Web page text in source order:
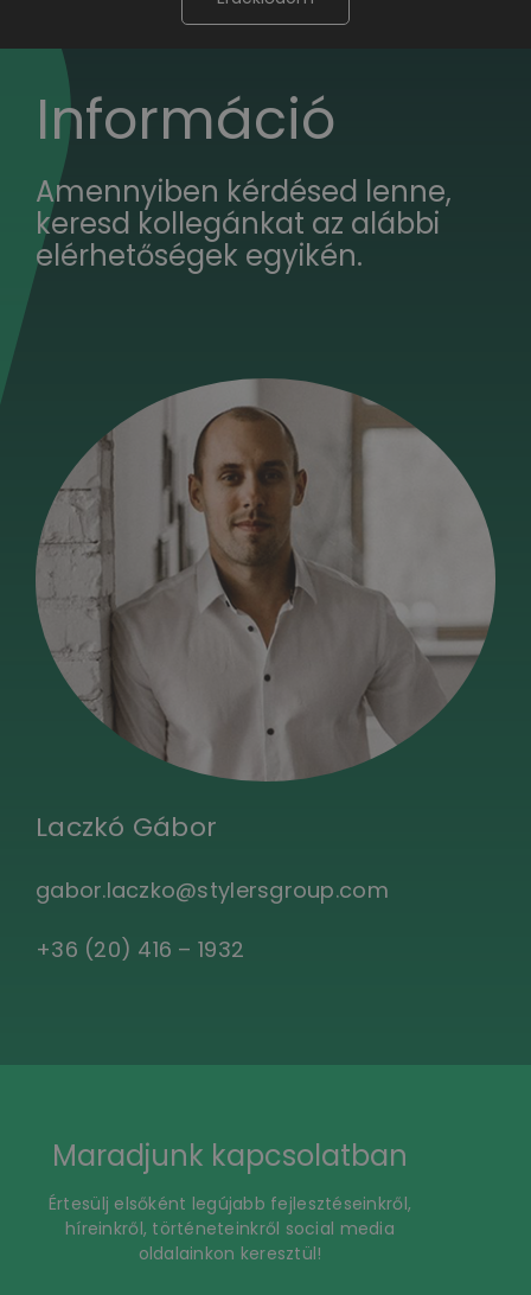
Információ
Amennyiben kérdésed lenne,
keresd kollegánkat az alábbi
elérhetőségek egyikén.
Laczkó Gábor
gabor.laczko@stylersgroup.com
+36 (20) 416 – 1932
Maradjunk kapcsolatban
Értesülj elsőként legújabb fejlesztéseinkről,
híreinkről, történeteinkről social media
oldalainkon keresztül!